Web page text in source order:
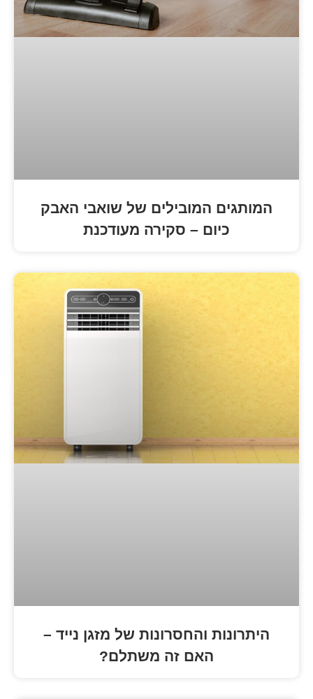
המובילים של שואבי האבק
– סקירה מעודכנת
והחסרונות של מזגן נייד –
האם זה משתלם?